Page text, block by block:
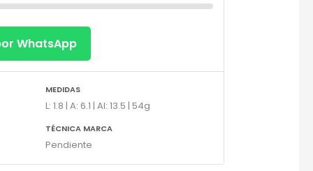
WhatsApp
MEDIDAS
L: 1.8 | A: 6.1 | Al: 13.5 | 54g
TÉCNICA MARCA
Pendiente